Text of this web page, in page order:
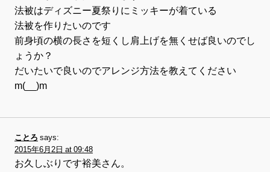
法被はディズニー夏祭りにミッキーが着ている
法被を作りたいのです
前身頃の横の長さを短くし肩上げを無くせば良いのでし
ょうか？
だいたいで良いのでアレンジ方法を教えてください
m(__)m
ことろ says:
2015年6月2日 at 09:48
お久しぶりです裕美さん。